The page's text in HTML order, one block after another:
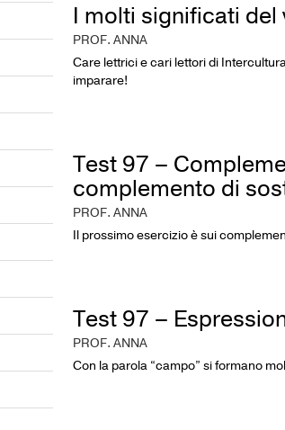
I molti significati del
PROF. ANNA
Care lettrici e cari lettori di
imparare!
Test 97 –
complemento di
PROF. ANNA
Il prossimo esercizio è sui
Test 97 –
PROF. ANNA
Con la parola “campo” si formano